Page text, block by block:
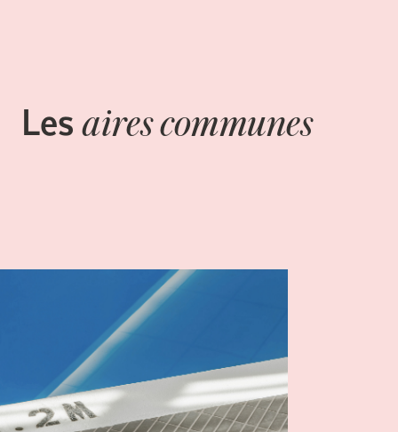
Lesaires communes